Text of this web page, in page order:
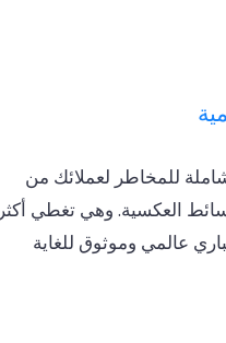
للمخاطر لعملائك من
العكسية. وهي تغطي أكثر